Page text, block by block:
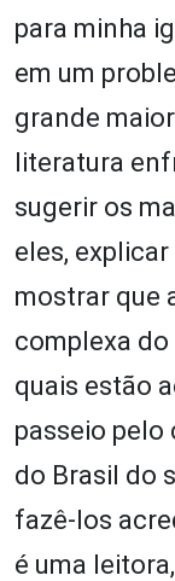
para minha
em um
grande
literatura
sugerir os
eles,
mostrar que
complexa
quais estão
passeio
do Brasil do
fazê-los
é uma